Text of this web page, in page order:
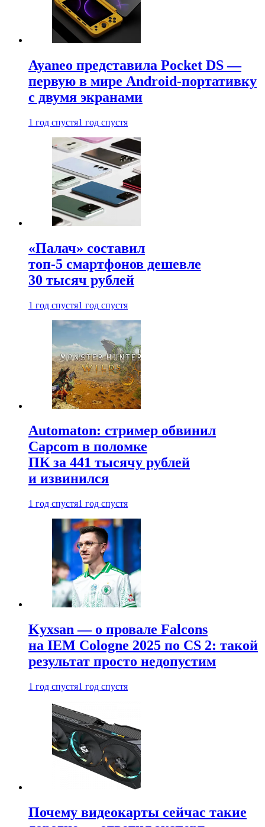
Ayaneo представила Pocket DS —
первую в мире Android-портативку
с двумя экранами
1 год спустя1 год спустя
«Палач» составил
топ-5 смартфонов дешевле
30 тысяч рублей
1 год спустя1 год спустя
Automaton: стример обвинил
Capcom в поломке
ПК за 441 тысячу рублей
и извинился
1 год спустя1 год спустя
Kyxsan — о провале Falcons
на IEM Cologne 2025 по CS 2: такой
результат просто недопустим
1 год спустя1 год спустя
Почему видеокарты сейчас такие